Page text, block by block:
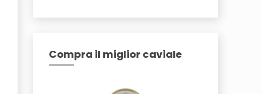
Compra il miglior caviale